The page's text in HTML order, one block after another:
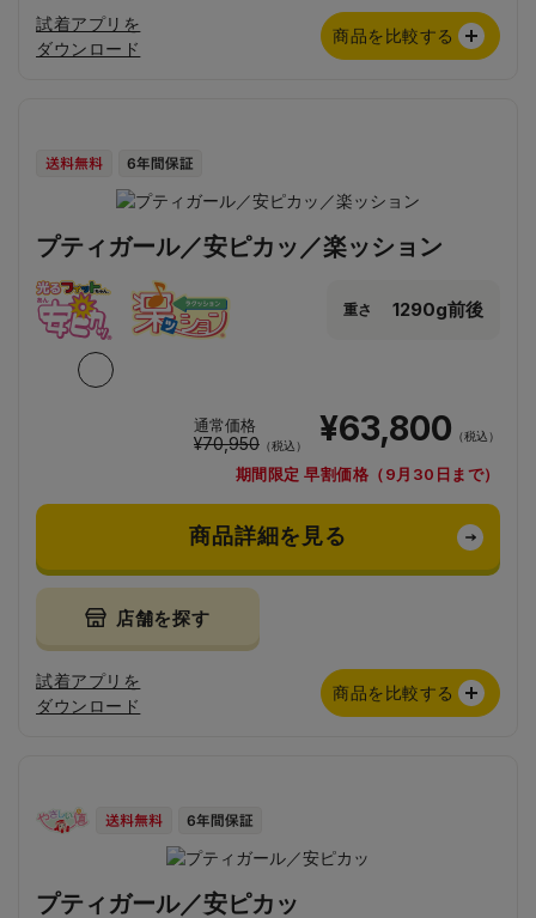
試着アプリを
ダウンロード
商品を比較する
プティガール／安ピカッ／楽ッション
重さ 1290g前後
通常価格
¥70,950 （税込） ¥63,800 （税込）
期間限定 早割価格（9月30日まで）
商品詳細を見る
店舗を探す
試着アプリを
ダウンロード
商品を比較する
プティガール／安ピカッ